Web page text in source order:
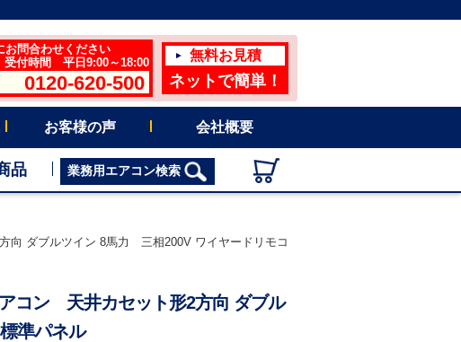
お問合わせください
受付時間 平日9:00～18:00
0120-620-500
無料お見積
ネットで簡単！
お客様の声 会社概要
品 業務用エアコン検索
ダブルツイン 8馬力 三相200V ワイヤードリモコ
コン 天井カセット形2方向 ダブル
準パネル